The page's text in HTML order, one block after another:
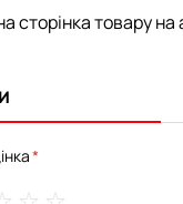
сторінка товару